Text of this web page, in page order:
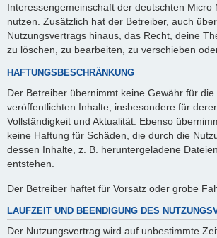
Interessengemeinschaft der deutschten Micro
nutzen. Zusätzlich hat der Betreiber, auch
Nutzungsvertrags hinaus, das Recht, deine
zu löschen, zu bearbeiten, zu verschieben
HAFTUNGSBESCHRÄNKUNG
Der Betreiber übernimmt keine Gewähr für
veröffentlichten Inhalte, insbesondere für
Vollständigkeit und Aktualität. Ebenso
keine Haftung für Schäden, die durch die
dessen Inhalte, z. B. heruntergeladene
entstehen.
Der Betreiber haftet für Vorsatz oder grobe
LAUFZEIT UND BEENDIGUNG DES
Der Nutzungsvertrag wird auf unbestimmte